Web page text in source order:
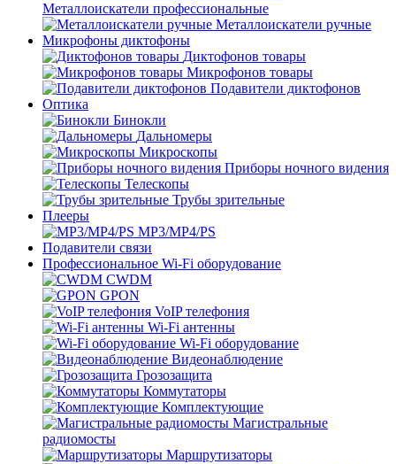
Металлоискатели профессиональные
Металлоискатели ручные
Микрофоны диктофоны
Диктофонов товары
Микрофонов товары
Подавители диктофонов
Оптика
Бинокли
Дальномеры
Микроскопы
Приборы ночного видения
Телескопы
Трубы зрительные
Плееры
MP3/MP4/PS
Подавители связи
Профессиональное Wi-Fi оборудование
CWDM
GPON
VoIP телефония
Wi-Fi антенны
Wi-Fi оборудование
Видеонаблюдение
Грозозащита
Коммутаторы
Комплектующие
Магистральные
радиомосты
Маршрутизаторы